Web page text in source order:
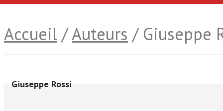
Accueil /Auteurs / Giuseppe
Giuseppe Rossi